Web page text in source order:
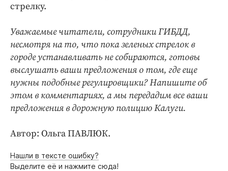
стрелку.
Уважаемые читатели, сотрудники ГИБДД,
несмотря на то, что пока зеленых стрелок в
городе устанавливать не собираются, готовы
выслушать ваши предложения о том, где еще
нужны подобные регулировщики? Напишите об
этом в комментариях, а мы передадим все ваши
предложения в дорожную полицию Калуги.
Автор: Ольга ПАВЛЮК.
Нашли в тексте ошибку?
Выделите её и нажмите сюда!